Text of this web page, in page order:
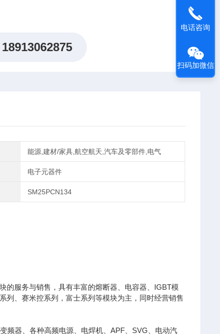
18913062875
能源,建材/家具,航空航天,汽车及零部件,电气
电子元器件
SM25PCN134
的服务与销售，具有丰富的熔断器、电容器、IGBT模
列、赛米控系列，富士系列等模块为主，同时经营销售
频器、各种高频电源、电焊机、APF、SVG、电动汽
电话咨询
扫码加微信